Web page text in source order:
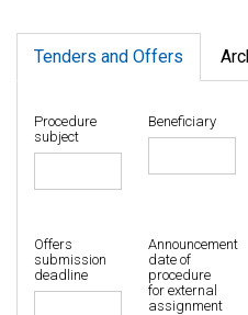
Tenders and Offers
Procedure
subject
Beneficiary
Offers
submission
deadline
Announcement
date of
procedure
for external
assignment